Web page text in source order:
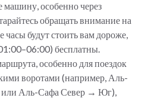
машину, особенно через
обращать внимание на
будут стоить вам дороже,
бесплатны.
особенно для поездок
воротами (например, Аль-
Аль-Сафа Север → Юг),